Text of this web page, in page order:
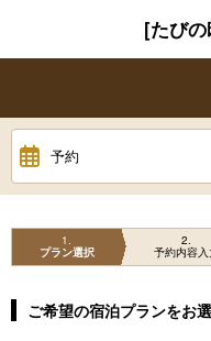
[たび
予約
1
プラン選択
2
予約内容入
ご希望の宿泊プランをお